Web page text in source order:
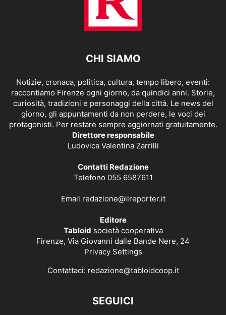
CHI SIAMO
Notizie, cronaca, politica, cultura, tempo libero, eventi:
raccontiamo Firenze ogni giorno, da quindici anni. Storie,
curiosità, tradizioni e personaggi della città. Le news del
giorno, gli appuntamenti da non perdere, le voci dei
protagonisti. Per restare sempre aggiornati gratuitamente.
Direttore responsabile
Ludovica Valentina Zarrilli
Contatti Redazione
Telefono 055 6587611
Email redazione@ilreporter.it
Editore
Tabloid società cooperativa
Firenze, Via Giovanni dalle Bande Nere, 24
Privacy Settings
Contattaci: redazione@tabloidcoop.it
SEGUICI